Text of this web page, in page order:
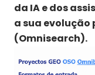
da IA e dos
a sua evolução
(Omnisearch).